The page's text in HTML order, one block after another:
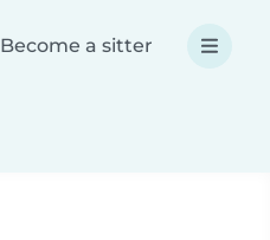
Become a sitter